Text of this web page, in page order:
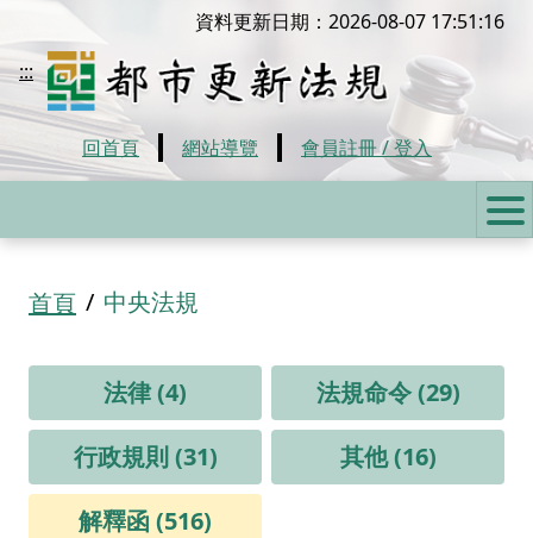
移到主要內容
:::
都市更新法規
資料更新日期：2026-08-07 17:51:16
回首頁 網站導覽 會員註冊 / 登入
首頁 中央法規
法律 (4)
法規命令 (29)
行政規則 (31)
其他 (16)
解釋函 (516)